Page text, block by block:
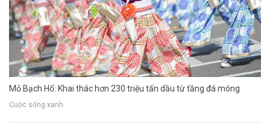
Mỏ Bạch Hổ: Khai thác hơn 230 triệu tấn dầu từ tầng đá móng
Cuộc sống xanh